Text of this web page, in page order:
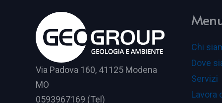
Via Padova 160, 41125 Modena
MO
0593967169 (Tel)
Chi
Dove
Servizi
Lavora